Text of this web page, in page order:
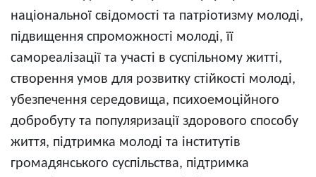
національної свідомості та патріотизму молоді,
підвищення спроможності молоді, її
самореалізації та участі в суспільному житті,
створення умов для розвитку стійкості молоді,
убезпечення середовища, психоемоційного
добробуту та популяризації здорового способу
життя, підтримка молоді та інститутів
громадянського суспільства, підтримка